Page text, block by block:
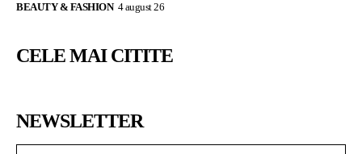
BEAUTY & FASHION 4 august 26
CELE MAI CITITE
NEWSLETTER